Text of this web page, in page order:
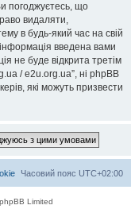
погоджуєтесь, що
видаляти,
в будь-який час на свій
введена вами
не буде відкрита третім
/ e2u.org.ua”, ні phpBB
які можуть призвести
Часовий пояс UTC+02:00
Limited